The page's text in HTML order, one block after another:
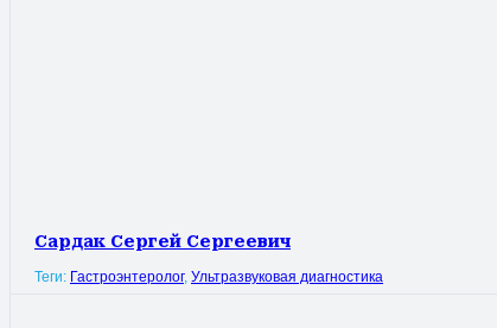
Сардак Сергей Сергеевич
Теги: Гастроэнтеролог, Ультразвуковая диагностика